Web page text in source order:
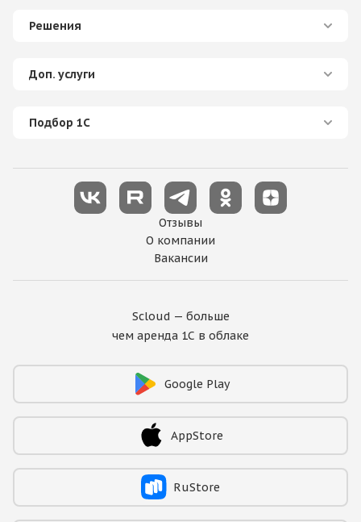
Решения
Доп. услуги
Подбор 1С
О компании
Отзывы
Вакансии
Scloud — больше
чем аренда 1С в облаке
Google Play
AppStore
RuStore